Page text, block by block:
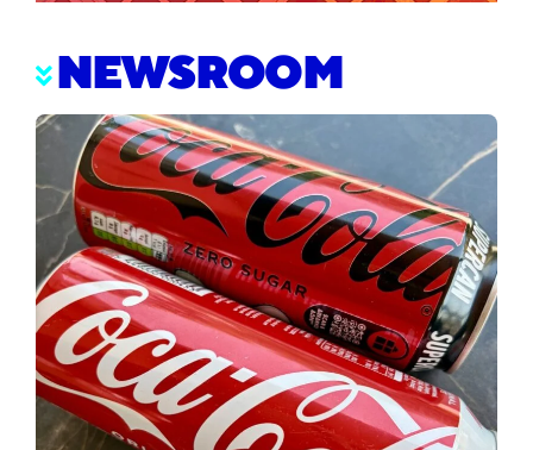
NEWSROOM